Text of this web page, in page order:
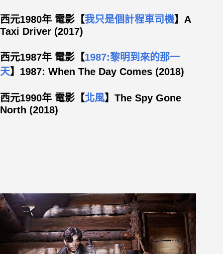
西元1980年 電影【我只是個計程車司機】A
Taxi Driver (2017)
西元1987年 電影【1987:黎明到來的那一
天】1987: When The Day Comes (2018)
西元1990年 電影【北風】The Spy Gone
North (2018)